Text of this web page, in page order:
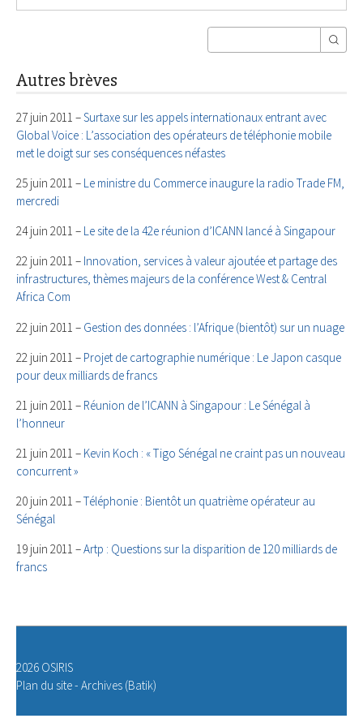
Autres brèves
27 juin 2011 –Surtaxe sur les appels internationaux entrant avec
Global Voice : L’association des opérateurs de téléphonie mobile
met le doigt sur ses conséquences néfastes
25 juin 2011 – Le ministre du Commerce inaugure la radio Trade FM,
mercredi
24 juin 2011 – Le site de la 42e réunion d’ICANN lancé à Singapour
22 juin 2011 – Innovation, services à valeur ajoutée et partage des
infrastructures, thèmes majeurs de la conférence West & Central
Africa Com
22 juin 2011 – Gestion des données : l’Afrique (bientôt) sur un nuage
22 juin 2011 – Projet de cartographie numérique : Le Japon casque
pour deux milliards de francs
21 juin 2011 – Réunion de l’ICANN à Singapour : Le Sénégal à
l’honneur
21 juin 2011 – Kevin Koch : « Tigo Sénégal ne craint pas un nouveau
concurrent »
20 juin 2011 –Téléphonie : Bientôt un quatrième opérateur au
Sénégal
19 juin 2011 –Artp : Questions sur la disparition de 120 milliards de
francs
2026 OSIRIS
Plan du site- Archives (Batik)